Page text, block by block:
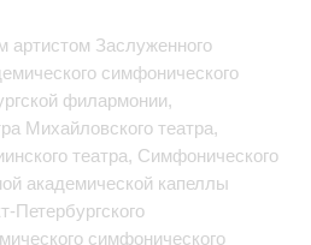
артистом Заслуженного
симфонического
филармонии,
Михайловского театра,
театра, Симфонического
академической капеллы
Петербургского
симфонического